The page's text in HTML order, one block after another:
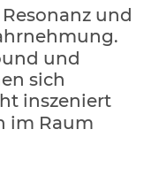
und
und
sich
inszeniert
im Raum